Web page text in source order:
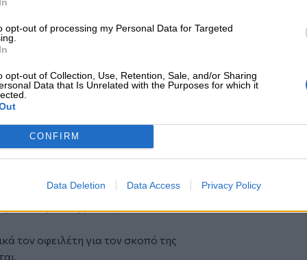
opt-out of processing my Personal Data for Targeted
opt-out of Collection, Use, Retention, Sale, and/or Sharing
Data that Is Unrelated with the Purposes for which it
CONFIRM
Data Deletion Data Access Privacy Policy
κάθε δεύτερη μέρα (μόνο τις
τις 8 το βράδυ.
η προσβλητική συμπεριφορά και
και επειδή γνωρίζει ότι
από τα όρια της νομιμότητας, έχει
λειτουργίας τους.
είναι υποχρεωμένες να καταγράφουν
της επικοινωνίας προκειμένου να
καταγγελίας.
τον οφειλέτη για τον σκοπό της